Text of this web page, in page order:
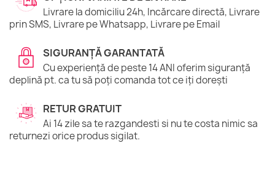
Livrare la domiciliu 24h, Incărcare directă, Livrare
prin SMS, Livrare pe Whatsapp, Livrare pe Email
SIGURANȚĂ GARANTATĂ
Cu experiență de peste 14 ANI oferim siguranță
deplină pt. ca tu să poți comanda tot ce iți dorești
RETUR GRATUIT
Ai 14 zile sa te razgandesti si nu te costa nimic sa
returnezi orice produs sigilat.